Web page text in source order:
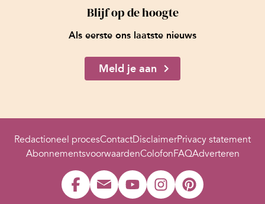
Blijf op de hoogte
Als eerste ons laatste nieuws
Meld je aan
Redactioneel procesContactDisclaimerPrivacy statement
AbonnementsvoorwaardenColofonFAQAdverteren